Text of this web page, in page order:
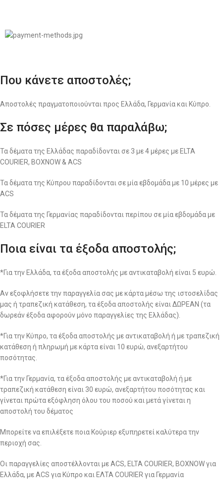
Που κάνετε αποστολές;
Αποστολές πραγματοποιούνται προς Ελλάδα, Γερμανία και Κύπρο.
Σε πόσες μέρες θα παραλάβω;
Τα δέματα της Ελλάδας παραδίδονται σε 3 με 4 μέρες με ELTA
COURIER, BOXNOW & ACS
Τα δέματα της Κύπρου παραδίδονται σε μία εβδομάδα με 10 μέρες με
ACS
Τα δέματα της Γερμανίας παραδίδονται περίπου σε μία εβδομάδα με
ELTA COURIER
Ποια είναι τα έξοδα αποστολής;
*Για την Ελλάδα, τα έξοδα αποστολής με αντικαταβολή είναι 5 ευρώ.
Αν εξοφλήσετε την παραγγελία σας με κάρτα μέσω της ιστοσελίδας
μας ή τραπεζική κατάθεση, τα έξοδα αποστολής είναι ΔΩΡΕΑΝ (τα
δωρεάν έξοδα αφορούν μόνο παραγγελίες της Ελλάδας).
*Για την Κύπρο, τα έξοδα αποστολής με αντικαταβολή ή με τραπεζική
κατάθεση ή πληρωμή με κάρτα είναι 10 ευρώ, ανεξαρτήτου
ποσότητας.
*Για την Γερμανία, τα έξοδα αποστολής με αντικαταβολή ή με
τραπεζική κατάθεση είναι 30 ευρώ, ανεξαρτήτου ποσότητας και
γίνεται πρώτα εξόφληση όλου του ποσού και μετά γίνεται η
αποστολή του δέματος
Μπορείτε να επιλέξετε ποια Κούριερ εξυπηρετεί καλύτερα την
περιοχή σας.
Οι παραγγελίες αποστέλλονται με ACS, ELTA COURIER, BOXNOW για
Ελλάδα, με ACS για Κύπρο και ΕΛΤΑ COURIER για Γερμανία